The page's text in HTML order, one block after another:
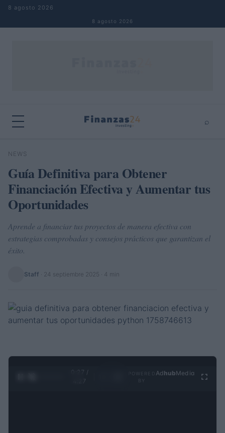
Saltar al contenido
8 agosto 2026
8 agosto 2026
⌕
Buscar
NEWS
Guía Definitiva para Obtener
Financiación Efectiva y Aumentar tus
Oportunidades
Aprende a financiar tus proyectos de manera efectiva con
estrategias comprobadas y consejos prácticos que garantizan el
éxito.
Staff 24 septiembre 2025 · 4 min
0:27 /
4:27
Ad hubMedia